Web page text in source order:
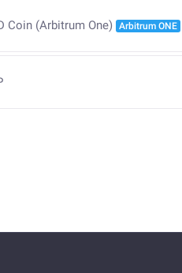
Coin (Arbitrum One) Arbitrum ONE